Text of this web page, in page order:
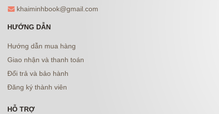
khaiminhbook@gmail.com
HƯỚNG DẪN
Hướng dẫn mua hàng
Giao nhận và thanh toán
Đổi trả và bảo hành
Đăng ký thành viên
HỖ TRỢ